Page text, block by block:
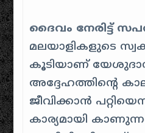
ദൈവം നേരിട്ട്
മലയാളികളുടെ
കൂടിയാണ്
അദ്ദേഹത്തിന്റെ
ജീവിക്കാന്‍
കാര്യമായി